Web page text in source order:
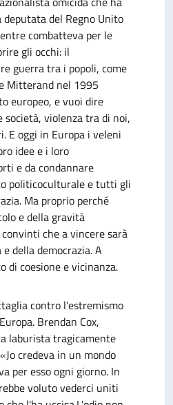
del Regno Unito
combatteva per le
gli occhi: il
guerra tra i popoli, come
Mitterand nel 1995
europeo, e vuoi dire
violenza tra di noi,
E oggi in Europa i veleni
idee e i loro
e da condannare
politicoculturale e tutti gli
Ma proprio perché
e della gravità
che a vincere sarà
della democrazia. A
di coesione e vicinanza.
contro l'estremismo
Brendan Cox,
laburista tragicamente
credeva in un mondo
per esso ogni giorno. In
voluto vederci uniti